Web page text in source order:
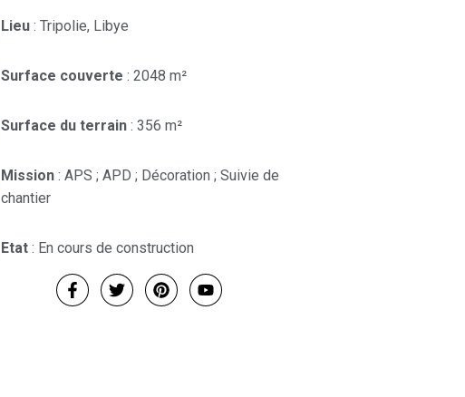
Lieu : Tripolie, Libye
Surface couverte : 2048 m²
Surface du terrain : 356 m²
Mission : APS ; APD ; Décoration ; Suivie de
chantier
Etat : En cours de construction